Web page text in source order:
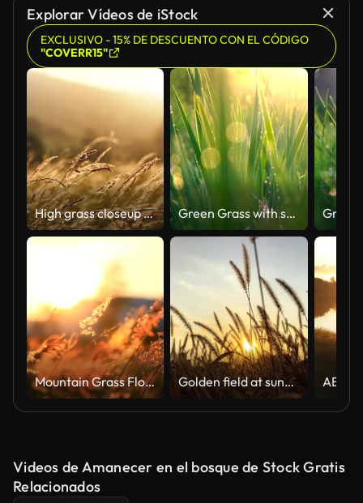
Explorar Vídeos de iStock
EXCLUSIVO - 15% DE DESCUENTO CON EL CÓDIGO
"COVERR15"
High grass closeup at sunset Green Grass with sunlight
Mountain Grass Flowers Sunset On The Wind. Golden field at sunset
Videos de Amanecer en el bosque de Stock Gratis
Relacionados